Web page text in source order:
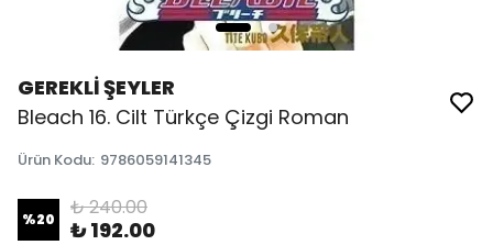
GEREKLİ ŞEYLER
Bleach 16. Cilt Türkçe Çizgi Roman
Ürün Kodu: 9786059141345
%20 ₺ 240.00
₺ 192.00